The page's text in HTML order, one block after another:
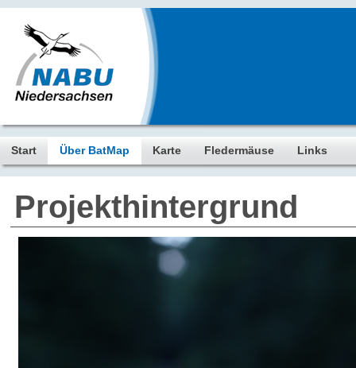
Start Über BatMap Karte Fledermäuse Links
Projekthintergrund